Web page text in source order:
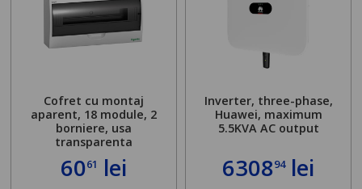
Cofret cu montaj
aparent, 18 module, 2
borniere, usa
transparenta
6061 lei
Inverter, three-phase,
Huawei, maximum
5.5KVA AC output
630894lei